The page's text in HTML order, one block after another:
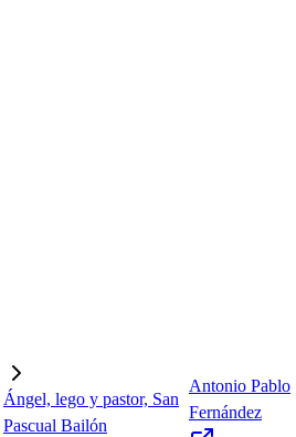
Ángel, lego y pastor, San
Pascual Bailón
Antonio Pablo
Fernández